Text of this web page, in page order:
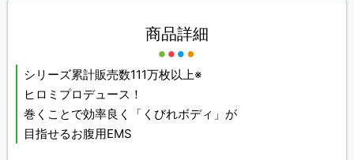
商品詳細
シリーズ累計販売数111万枚以上※
ヒロミプロデュース！
巻くことで効率良く「くびれボディ」が
目指せるお腹用EMS